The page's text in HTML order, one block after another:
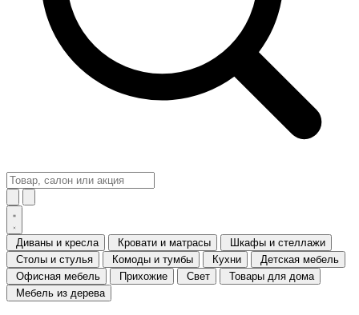
Диваны и кресла Кровати и матрасы
Шкафы и стеллажи
Столы и стулья
Комоды и тумбы Кухни
Детская мебель
Офисная мебель
Прихожие Свет
Товары для дома
Мебель из дерева